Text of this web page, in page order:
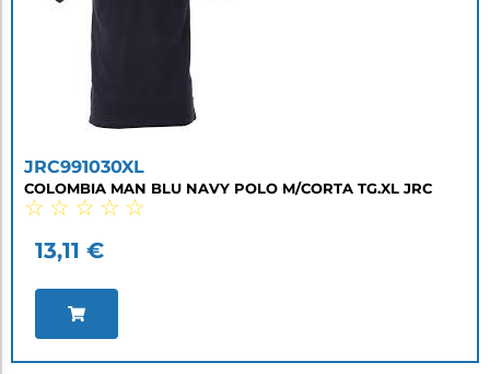
JRC991030XL
COLOMBIA MAN BLU NAVY POLO M/CORTA TG.XL JRC
☆ ☆ ☆ ☆ ☆
13,11 €